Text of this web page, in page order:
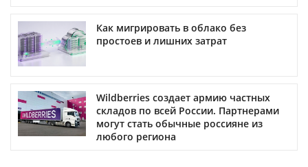
Как мигрировать в облако без
простоев и лишних затрат
Wildberries создает армию частных
складов по всей России. Партнерами
могут стать обычные россияне из
любого региона